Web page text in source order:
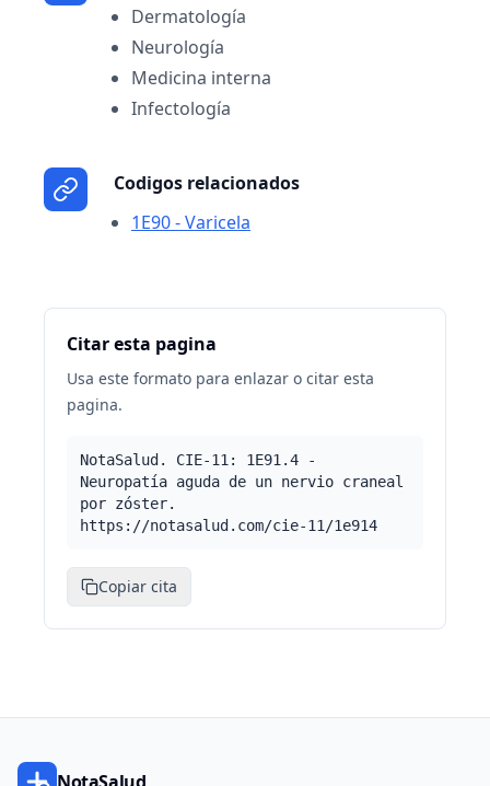
Dermatología
Neurología
Medicina interna
Infectología
Codigos relacionados
1E90 - Varicela
Citar esta pagina
Usa este formato para enlazar o citar esta
pagina.
NotaSalud. CIE-11: 1E91.4 -
Neuropatía aguda de un nervio craneal
por zóster.
https://notasalud.com/cie-11/1e914
Copiar cita